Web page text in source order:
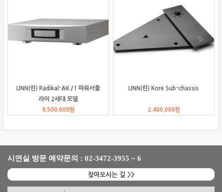
LINN(린) Radikal-AK /1 파워서플
라이 2세대 모델
9,500,000원
LINN(린) Kore Sub-chassis
2,400,000원
시연실 방문 예약문의 : 02-3472-3955 ~ 6
찾아오시는 길 >>